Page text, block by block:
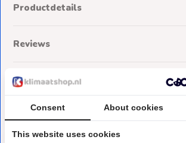
Productdetails
Reviews
Delen
Deze heb je eerder bekeken
Consent About cookies
This website uses cookies